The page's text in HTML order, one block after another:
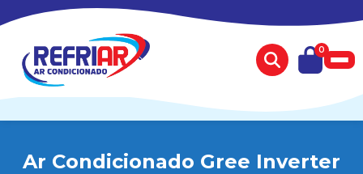
0
Ar Condicionado Gree Inverter